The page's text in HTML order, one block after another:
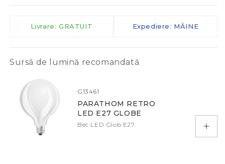
Livrare: GRATUIT Expediere: MÂINE
Sursă de lumină recomandată
G13461
PARATHOM RETRO
LED E27 GLOBE
Bec LED Glob E27.